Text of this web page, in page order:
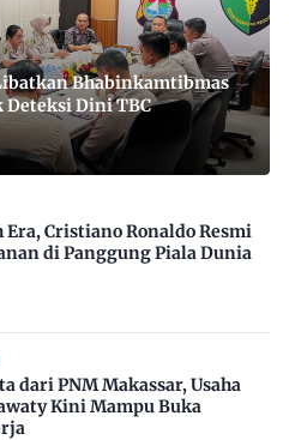
Bhabinkamtibmas
Dini TBC
Era, Cristiano Ronaldo Resmi
di Panggung Piala Dunia
dari PNM Makassar, Usaha
Kini Mampu Buka